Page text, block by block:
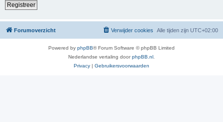
Registreer
Forumoverzicht Alle tijden zijn UTC+02:00
Verwijder cookies
Powered by phpBB® Forum Software © phpBB Limited
Nederlandse vertaling doorphpBB.nl
Privacy | Gebruikersvoorwaarden